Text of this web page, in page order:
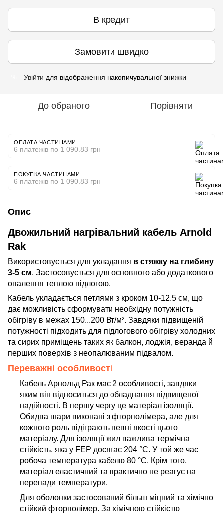
В кредит
Замовити швидко
Увійти для відображення накопичувальної знижки
До обраного Порівняти
ОПЛАТА ЧАСТИНАМИ
6 платежів по 1 090.83 грн
ПОКУПКА ЧАСТИНАМИ
6 платежів по 1 090.83 грн
Опис
Двожильний нагрівальний кабель Arnold
Rak
Використовується для укладання в стяжку на глибину
3-5 см. Застосовується для основного або додаткового
опалення теплою підлогою.
Кабель укладається петлями з кроком 10-12.5 см, що
дає можливість сформувати необхідну потужність
обігріву в межах 150...200 Вт/м². Завдяки підвищеній
потужності підходить для підлогового обігріву холодних
та сирих приміщень таких як балкон, лоджія, веранда й
перших поверхів з неопалюваним підвалом.
Переважні особливості
Кабель Арнольд Рак має 2 особливості, завдяки
яким він відноситься до обладнання підвищеної
надійності. В першу чергу це матеріал ізоляції.
Обидва шари виконані з фторполімера, але для
кожного роль відіграють певні якості цього
матеріалу. Для ізоляції жил важлива термічна
стійкість, яка у FEP досягає 204 °C. У той же час
робоча температура кабелю 80 °C. Крім того,
матеріал еластичний та практично не реагує на
перепади температури.
Для оболонки застосований більш міцний та хімічно
стійкий фторполімер. За хімічною стійкістю